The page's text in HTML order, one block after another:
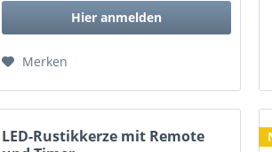
Hier anmelden
Merken
LED-Rustikkerze mit Remote